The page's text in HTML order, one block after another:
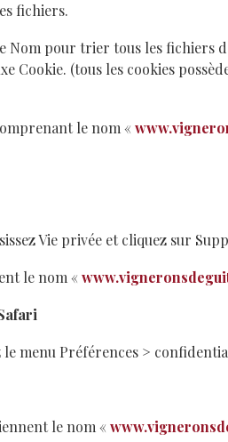
fichiers.
Nom pour trier tous les fichiers
Cookie. (tous les cookies
le nom «
Vie privée et cliquez sur
le nom «
le menu Préférences >
le nom «